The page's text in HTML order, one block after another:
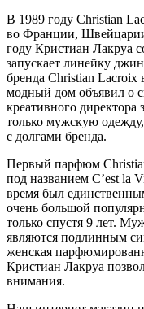
В 1989 году Christian
во Франции,
году Кристиан Лакруа
запускает линейку
бренда Christian Lacroix
модный дом объявил о
креативного
только мужскую одежду,
с долгами бренда.
Первый парфюм
под названием C’est la
время был
очень большой
только спустя 9 лет.
являются подлинным
женская
Кристиан Лакруа
внимания.